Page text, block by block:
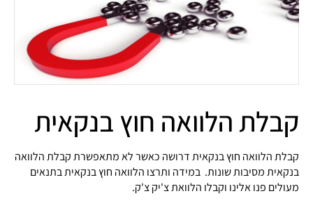
קבלת הלוואה חוץ בנקאית
קבלת הלוואה חוץ בנקאית דרושה כאשר לא מתאפשרת קבלת הלוואה
בנקאית מסיבות שונות. במידה ותרצו הלוואה חוץ בנקאית בתנאים
מעולים פנו אלינו וקבלו הלוואת צ'יק צ'ק.